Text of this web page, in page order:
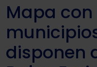
Mapa con
disponen